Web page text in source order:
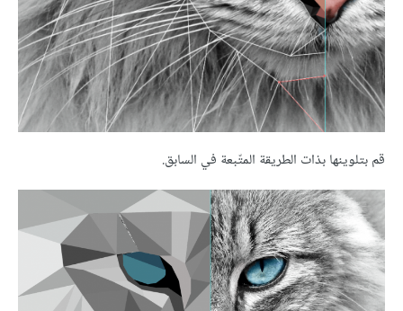
قم بتلوينها بذات الطريقة المتّبعة في السابق.